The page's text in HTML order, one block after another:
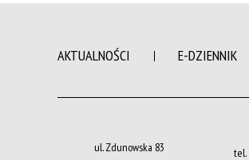
AKTUALNOŚCI E-DZIENNIK
ul. Zdunowska 83
tel.